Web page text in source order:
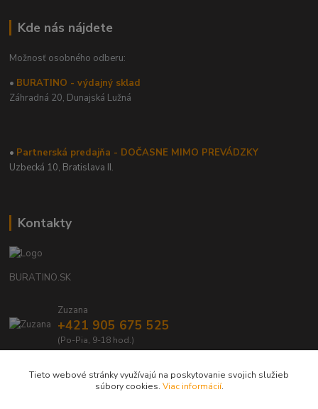
Kde nás nájdete
Možnosť osobného odberu:
• BURATINO - výdajný sklad
Záhradná 20, Dunajská Lužná
• Partnerská predajňa - DOČASNE MIMO PREVÁDZKY
Uzbecká 10, Bratislava II.
Kontakty
BURATINO.SK
Zuzana
+421 905 675 525
(Po-Pia, 9-18 hod.)
Tieto webové stránky využívajú na poskytovanie svojich služieb
súbory cookies. Viac informácií.